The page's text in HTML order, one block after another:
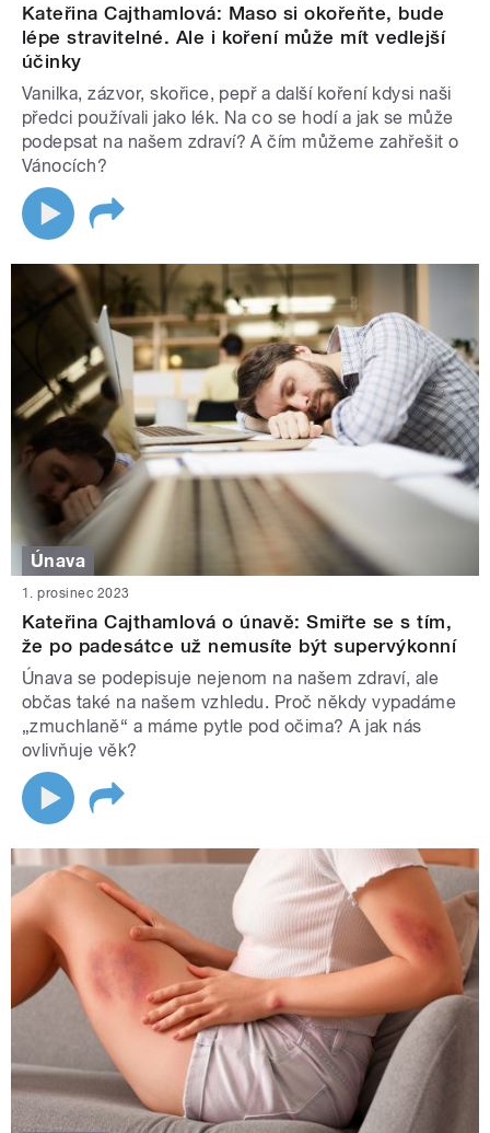
Kateřina Cajthamlová: Maso si okořeňte, bude
lépe stravitelné. Ale i koření může mít vedlejší
účinky
Vanilka, zázvor, skořice, pepř a další koření kdysi naši
předci používali jako lék. Na co se hodí a jak se může
podepsat na našem zdraví? A čím můžeme zahřešit o
Vánocích?
Únava
1. prosinec 2023
Kateřina Cajthamlová o únavě: Smiřte se s tím,
že po padesátce už nemusíte být supervýkonní
Únava se podepisuje nejenom na našem zdraví, ale
občas také na našem vzhledu. Proč někdy vypadáme
„zmuchlaně“ a máme pytle pod očima? A jak nás
ovlivňuje věk?